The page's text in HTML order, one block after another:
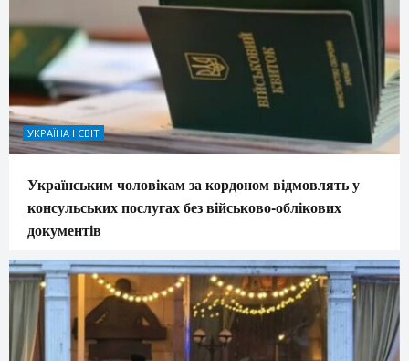
УКРАЇНА І СВІТ
Українським чоловікам за кордоном відмовлять у
консульських послугах без військово-облікових
документів